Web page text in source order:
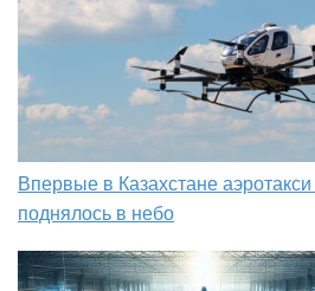
Впервые в Казахстане
поднялось в небо